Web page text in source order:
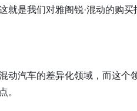
是我们对雅阁锐·混动的购买
动汽车的差异化领域，而这个
。